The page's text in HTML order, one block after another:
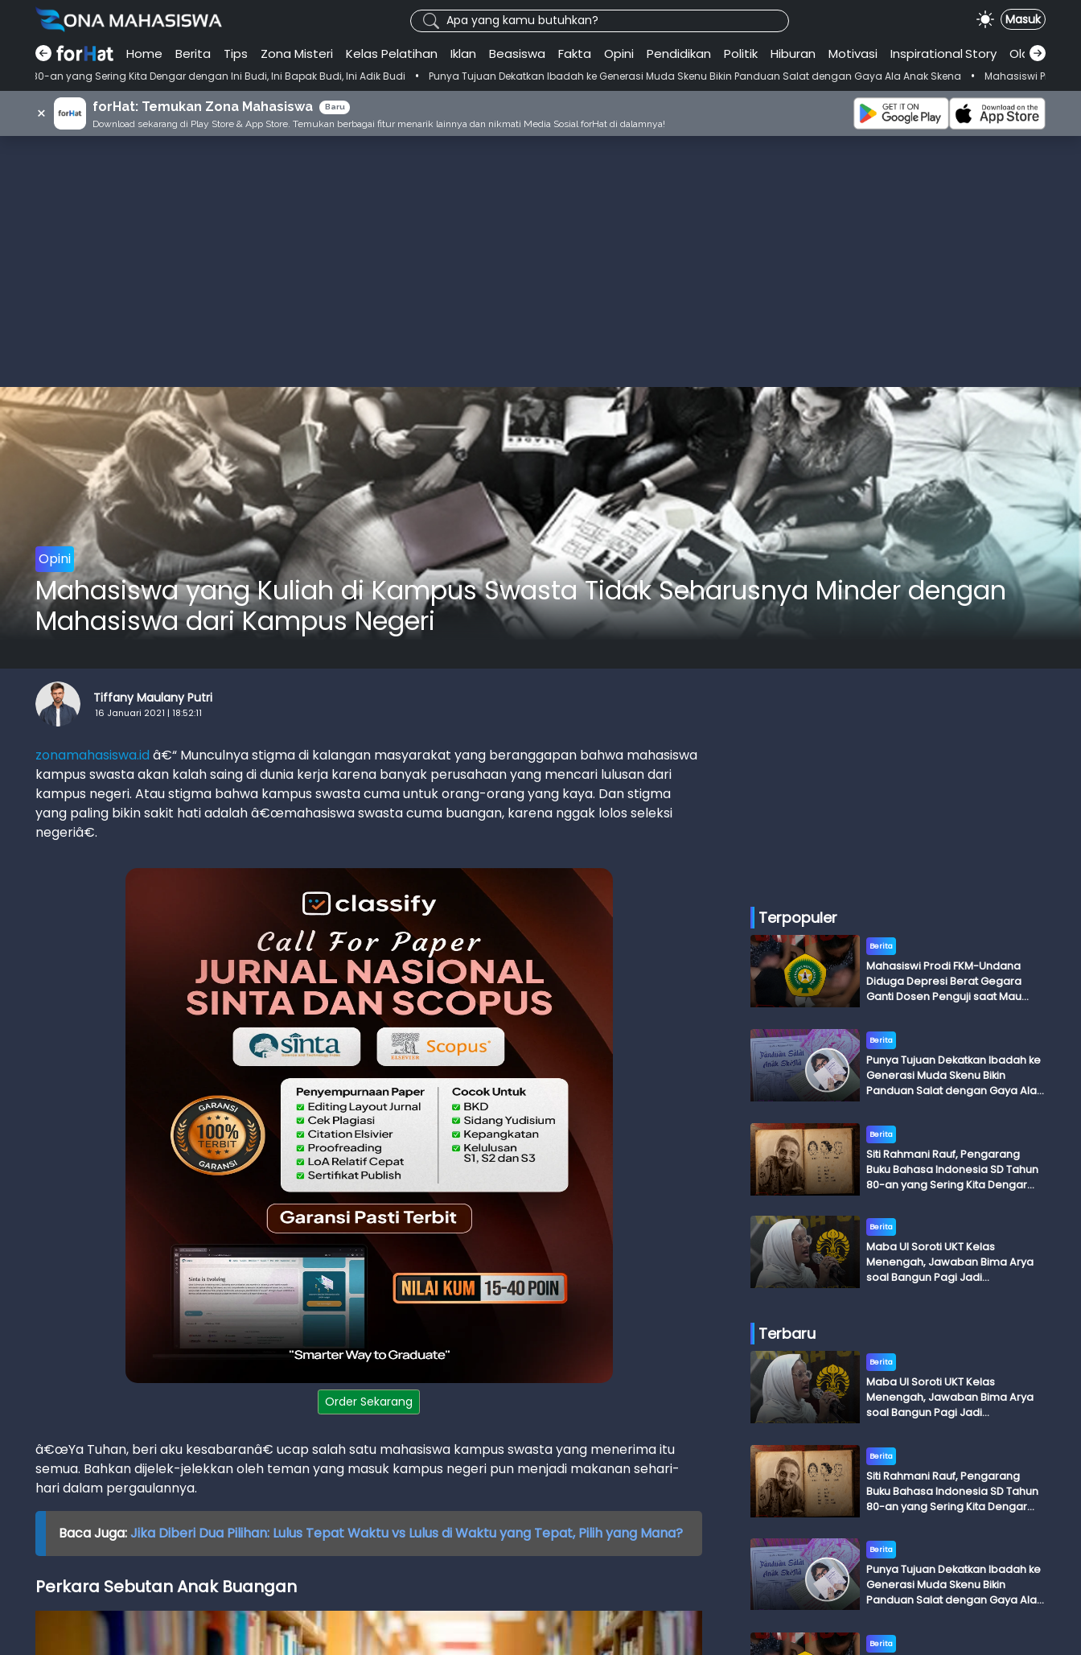
Apa yang kamu butuhkan? Masuk
Home Berita Tips Zona Misteri Kelas Pelatihan Iklan Beasiswa Fakta Opini Pendidikan Politik Hiburan Motivasi Inspirational.Story Olahraga
Sering Kita Dengar dengan Ini Budi, Ini Bapak Budi, Ini Adik Budi • Punya Tujuan Dekatkan Ibadah ke Generasi Muda Skenu Bikin Panduan Salat dengan Gaya Ala Anak Skena • Mahasiswi Prodi FKM-Undana
× forHat: Temukan Zona Mahasiswa Baru
Download sekarang di Play Store & App Store. Temukan berbagai fitur menarik lainnya dan nikmati Media Sosial forHat di dalamnya!
Opini
Mahasiswa yang Kuliah di Kampus Swasta Tidak Seharusnya Minder dengan
Mahasiswa dari Kampus Negeri
Tiffany Maulany Putri
16 Januari 2021 | 18:52:11
zonamahasiswa.id â€“ Munculnya stigma di kalangan masyarakat yang beranggapan bahwa mahasiswa
kampus swasta akan kalah saing di dunia kerja karena banyak perusahaan yang mencari lulusan dari
kampus negeri. Atau stigma bahwa kampus swasta cuma untuk orang-orang yang kaya. Dan stigma
yang paling bikin sakit hati adalah â€œmahasiswa swasta cuma buangan, karena nggak lolos seleksi
negeriâ€.
Order Sekarang
â€œYa Tuhan, beri aku kesabaranâ€ ucap salah satu mahasiswa kampus swasta yang menerima itu
semua. Bahkan dijelek-jelekkan oleh teman yang masuk kampus negeri pun menjadi makanan sehari-
hari dalam pergaulannya.
Baca Juga:Jika Diberi Dua Pilihan: Lulus Tepat Waktu vs Lulus di Waktu yang Tepat, Pilih yang Mana?
Perkara Sebutan Anak Buangan
Terpopuler
Berita
Mahasiswi Prodi FKM-Undana
Diduga Depresi Berat Gegara
Ganti Dosen Penguji saat Mau
Berita
Punya Tujuan Dekatkan Ibadah ke
Generasi Muda Skenu Bikin
Panduan Salat dengan Gaya Ala
Berita
Siti Rahmani Rauf, Pengarang
Buku Bahasa Indonesia SD Tahun
80-an yang Sering Kita Dengar
Adik Budi
Berita
Maba UI Soroti UKT Kelas
Menengah, Jawaban Bima Arya
soal Bangun Pagi Jadi
Terbaru
Berita
Maba UI Soroti UKT Kelas
Menengah, Jawaban Bima Arya
soal Bangun Pagi Jadi
Berita
Siti Rahmani Rauf, Pengarang
Buku Bahasa Indonesia SD Tahun
80-an yang Sering Kita Dengar
Adik Budi
Berita
Punya Tujuan Dekatkan Ibadah ke
Generasi Muda Skenu Bikin
Panduan Salat dengan Gaya Ala
Berita